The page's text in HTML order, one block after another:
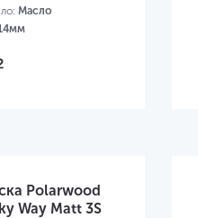
Масло
Polarwood
Way Matt 3S